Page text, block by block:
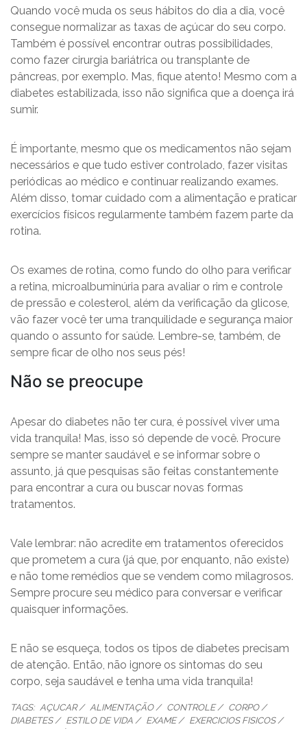
Quando você muda os seus hábitos do dia a dia, você
consegue normalizar as taxas de açúcar do seu corpo.
Também é possível encontrar outras possibilidades,
como fazer cirurgia bariátrica ou transplante de
pâncreas, por exemplo. Mas, fique atento! Mesmo com a
diabetes estabilizada, isso não significa que a doença irá
sumir.
É importante, mesmo que os medicamentos não sejam
necessários e que tudo estiver controlado, fazer visitas
periódicas ao médico e continuar realizando exames.
Além disso, tomar cuidado com a alimentação e praticar
exercícios físicos regularmente também fazem parte da
rotina.
Os exames de rotina, como fundo do olho para verificar
a retina, microalbuminúria para avaliar o rim e controle
de pressão e colesterol, além da verificação da glicose,
vão fazer você ter uma tranquilidade e segurança maior
quando o assunto for saúde. Lembre-se, também, de
sempre ficar de olho nos seus pés!
Não se preocupe
Apesar do diabetes não ter cura, é possível viver uma
vida tranquila! Mas, isso só depende de você. Procure
sempre se manter saudável e se informar sobre o
assunto, já que pesquisas são feitas constantemente
para encontrar a cura ou buscar novas formas
tratamentos.
Vale lembrar: não acredite em tratamentos oferecidos
que prometem a cura (já que, por enquanto, não existe)
e não tome remédios que se vendem como milagrosos.
Sempre procure seu médico para conversar e verificar
quaisquer informações.
E não se esqueça, todos os tipos de diabetes precisam
de atenção. Então, não ignore os sintomas do seu
corpo, seja saudável e tenha uma vida tranquila!
TAGS: AÇUCAR ALIMENTAÇÃO CONTROLE
CORPO
DIABETES
ESTILO DE VIDA EXAME
EXERCICIOS FISICOS